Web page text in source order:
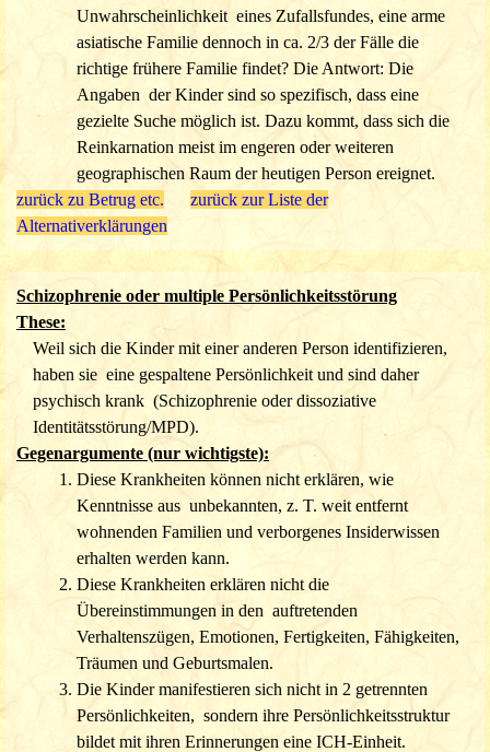
Unwahrscheinlichkeit eines Zufallsfundes, eine arme
asiatische Familie dennoch in ca. 2/3 der Fälle die
richtige frühere Familie findet? Die Antwort: Die
Angaben der Kinder sind so spezifisch, dass eine
gezielte Suche möglich ist. Dazu kommt, dass sich die
Reinkarnation meist im engeren oder weiteren
geographischen Raum der heutigen Person ereignet.
zurück zu Betrug etc.
zurück zur Liste der
Alternativerklärungen
Schizophrenie oder multiple Persönlichkeitsstörung
These:
Weil sich die Kinder mit einer anderen Person identifizieren,
haben sie eine gespaltene Persönlichkeit und sind daher
psychisch krank (Schizophrenie oder dissoziative
Identitätsstörung/MPD).
Gegenargumente (nur wichtigste):
Diese Krankheiten können nicht erklären, wie
Kenntnisse aus unbekannten, z. T. weit entfernt
wohnenden Familien und verborgenes Insiderwissen
erhalten werden kann.
Diese Krankheiten erklären nicht die
Übereinstimmungen in den auftretenden
Verhaltenszügen, Emotionen, Fertigkeiten, Fähigkeiten,
Träumen und Geburtsmalen.
Die Kinder manifestieren sich nicht in 2 getrennten
Persönlichkeiten, sondern ihre Persönlichkeitsstruktur
bildet mit ihren Erinnerungen eine ICH-Einheit.